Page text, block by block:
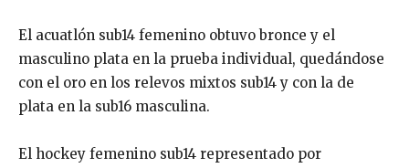
El acuatlón sub14 femenino obtuvo bronce y el
masculino plata en la prueba individual, quedándose
con el oro en los relevos mixtos sub14 y con la de
plata en la sub16 masculina.
El hockey femenino sub14 representado por